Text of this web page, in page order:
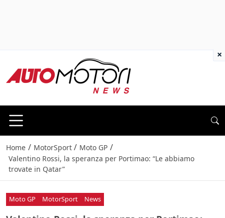
Home / MotorSport / Moto GP /
Valentino Rossi, la speranza per Portimao: “Le abbiamo
trovate in Qatar”
Moto GP MotorSport News
×